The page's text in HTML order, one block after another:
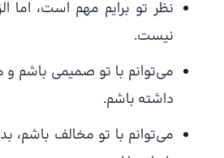
نظر تو برایم مهم است، اما
نیست.
می‌توانم با تو صمیمی
داشته باشم.
می‌توانم با تو مخالف باشم،